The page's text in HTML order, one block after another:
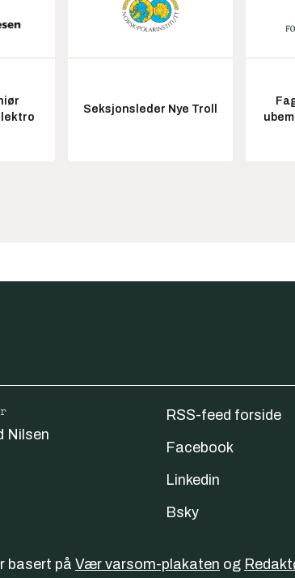
Seksjonsleder Nye Troll
Nilsen
RSS-feed forside
Facebook
Linkedin
Bsky
basert på Vær varsom-plakaten og